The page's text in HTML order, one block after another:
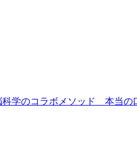
学のコラボメソッド 本当の